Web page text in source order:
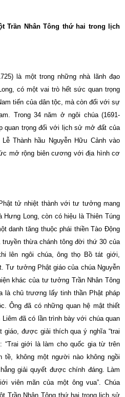
Trần Nhân Tông thứ hai trong lịch
là một trong những nhà lãnh đạo
có một vai trò hết sức quan trọng
tiến của dân tộc, mà còn đối với sự
Trong 34 năm ở ngôi chúa (1691-
quan trọng đối với lịch sử mở đất của
Thành hầu Nguyễn Hữu Cảnh vào
mở rộng biên cương với địa hình cơ
tử nhiệt thành với tư tưởng mang
Hưng Long, còn có hiệu là Thiên Túng
danh tăng thuộc phái thiền Tào Ðộng
thừa chánh tông đời thứ 30 của
lên ngôi chúa, ông thọ Bồ tát giới,
Tư tưởng Phật giáo của chúa Nguyễn
khác của tư tưởng Trần Nhân Tông
là chủ trương lấy tinh thần Phật pháp
Ông đã có những quan hệ mật thiết
đã có lần trình bày với chúa quan
được giải thích qua ý nghĩa “trai
“Trai giới là làm cho quốc gia từ trên
không một người nào không ngồi
giải quyết được chính đáng. Làm
viên mãn của một ông vua”. Chúa
Trần Nhân Tông thứ hai trong lịch sử